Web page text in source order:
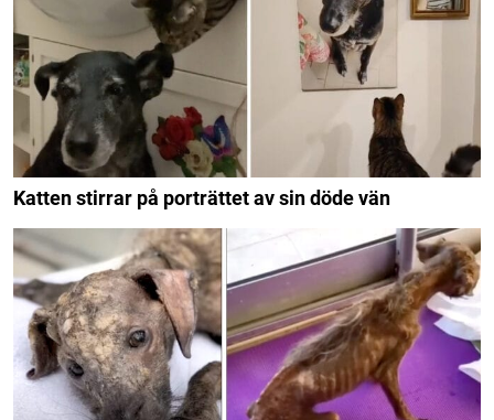
Katten stirrar på porträttet av sin döde vän